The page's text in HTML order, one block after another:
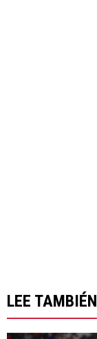
LEE TAMBIÉN